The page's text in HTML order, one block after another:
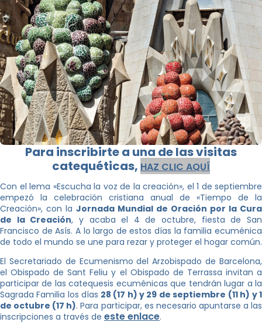
Para inscribirte a una de las visitas
catequéticas, HAZ CLIC AQUÍ
Con el lema «Escucha la voz de la creación», el 1 de septiembre
empezó la celebración cristiana anual de «Tiempo de la
Creación», con la Jornada Mundial de Oración por la Cura
de la Creación, y acaba el 4 de octubre, fiesta de San
Francisco de Asís. A lo largo de estos días la familia ecuménica
de todo el mundo se une para rezar y proteger el hogar común.
El Secretariado de Ecumenismo del Arzobispado de Barcelona,
el Obispado de Sant Feliu y el Obispado de Terrassa invitan a
participar de las catequesis ecuménicas que tendrán lugar a la
Sagrada Familia los días 28 (17 h) y 29 de septiembre (11 h) y 1
de octubre (17 h). Para participar, es necesario apuntarse a las
inscripciones a través de este enlace.